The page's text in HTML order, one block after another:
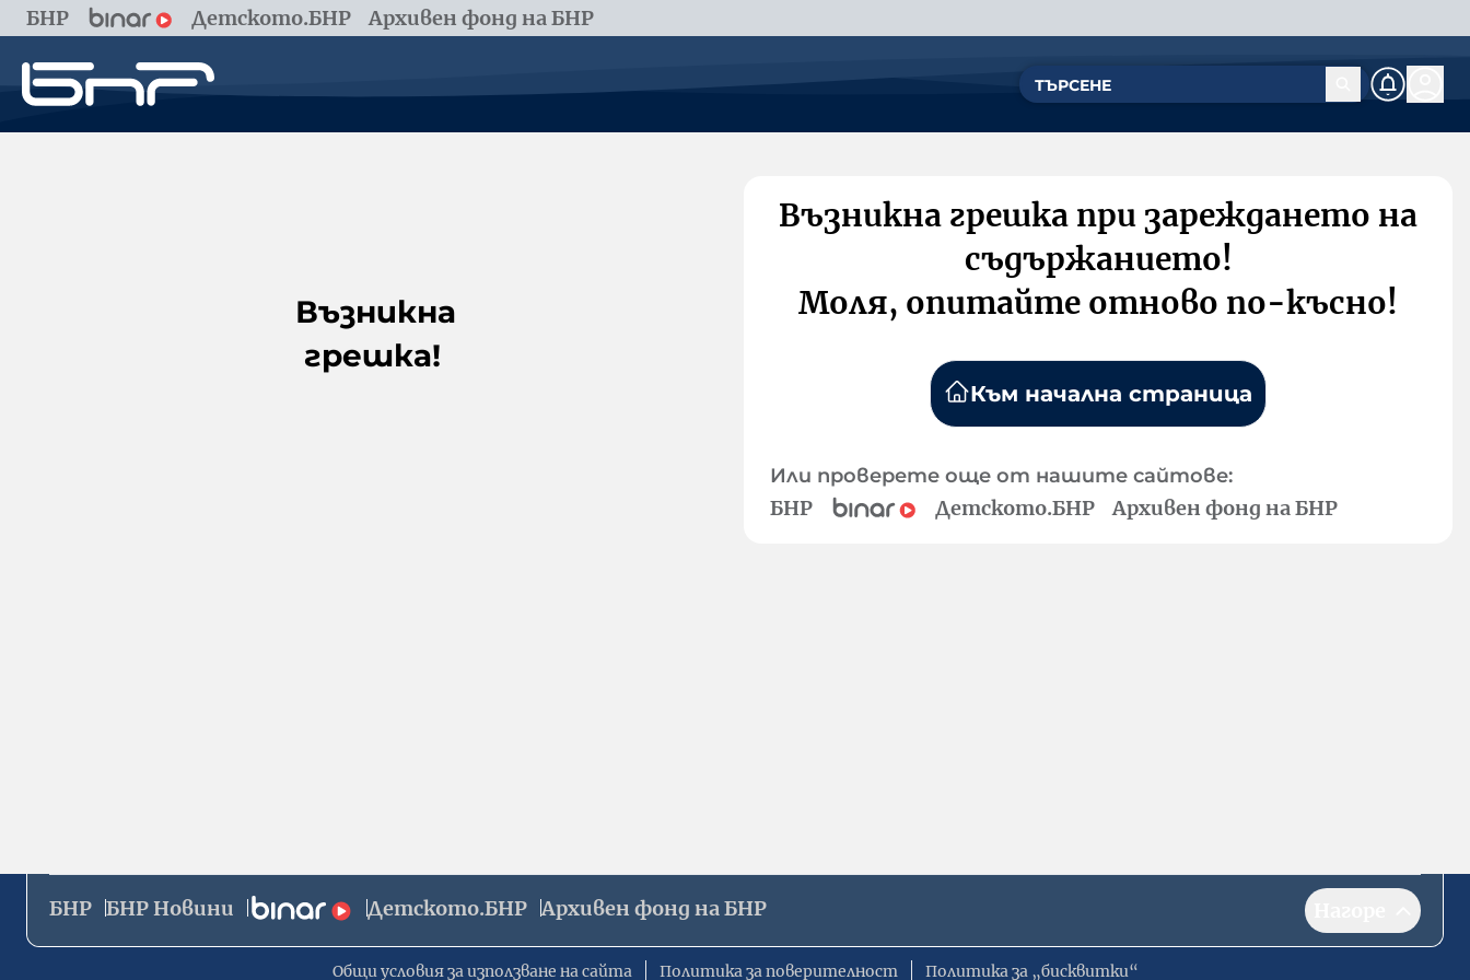
БНР Детското.БНР Архивен фонд на БНР
Възникна
грешка!
Възникна грешка при зареждането на
съдържанието!
Моля, опитайте отново по-късно!
Към начална страница
Или проверете още от нашите сайтове:
БНР Детското.БНР Архивен фонд на БНР
БНР БНР Новини Детското.БНР Архивен фонд на БНР
Общи условия за използване на сайта Политика за поверителност Политика за „бисквитки“